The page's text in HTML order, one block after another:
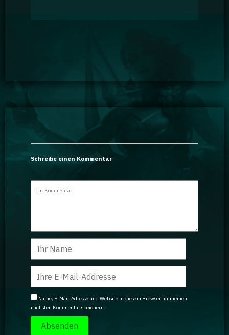
Schreibe einen Kommentar
Name, E-Mail-Adresse und Website in diesem Browser für meinen
nächsten Kommentar speichern.